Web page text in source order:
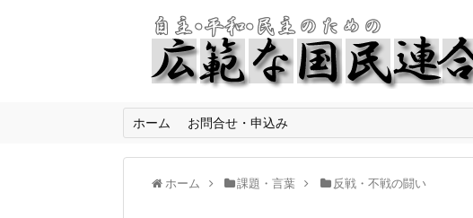
ホーム お問合せ・申込み
ホーム 課題・言葉 反戦・不戦の闘い